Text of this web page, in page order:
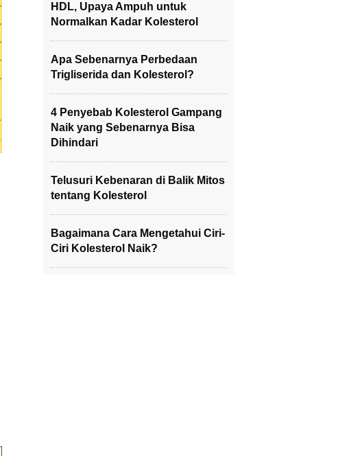
HDL, Upaya Ampuh untuk
Normalkan Kadar Kolesterol
Apa Sebenarnya Perbedaan
Trigliserida dan Kolesterol?
4 Penyebab Kolesterol Gampang
Naik yang Sebenarnya Bisa
Dihindari
Telusuri Kebenaran di Balik Mitos
tentang Kolesterol
Bagaimana Cara Mengetahui Ciri-
Ciri Kolesterol Naik?